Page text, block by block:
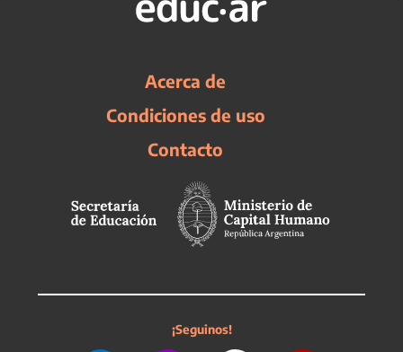
Acerca de
Condiciones de uso
Contacto
¡Seguinos!